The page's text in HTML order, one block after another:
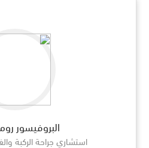
البروفيسور
استشاري جراحة الركبة